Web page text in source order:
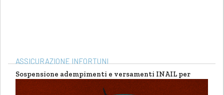
ASSICURAZIONE INFORTUNI
Sospensione adempimenti e versamenti INAIL per
eventi atmosferici avversi in Calabria, Sardegna e
Sicilia